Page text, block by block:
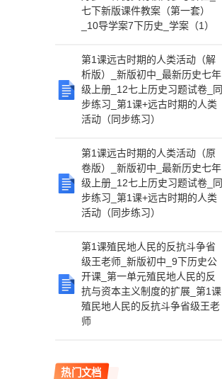
七下新版课件教案（第一套）
_10导学案7下历史_学案（1）
第1课远古时期的人类活动（解
析版）_新版初中_最新历史七年
级上册_12七上历史习题试卷_同
步练习_第1课+远古时期的人类
活动（同步练习）
第1课远古时期的人类活动（原
卷版）_新版初中_最新历史七年
级上册_12七上历史习题试卷_同
步练习_第1课+远古时期的人类
活动（同步练习）
第1课殖民地人民的反抗斗争省
级王老师_新版初中_9下历史公
开课_第一单元殖民地人民的反
抗与资本主义制度的扩展_第1课
殖民地人民的反抗斗争省级王老
师
热门文档